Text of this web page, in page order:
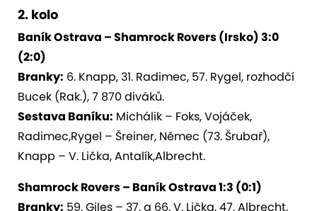
2. kolo
Baník Ostrava – Shamrock Rovers (Irsko) 3:0
(2:0)
Branky: 6. Knapp, 31. Radimec, 57. Rygel, rozhodčí
Bucek (Rak.), 7 870 diváků.
Sestava Baníku: Michálik – Foks, Vojáček,
Radimec,Rygel – Šreiner, Němec (73. Šrubař),
Knapp – V. Lička, Antalík,Albrecht.
Shamrock Rovers – Baník Ostrava 1:3 (0:1)
Branky: 59. Giles – 37. a 66. V. Lička, 47. Albrecht,